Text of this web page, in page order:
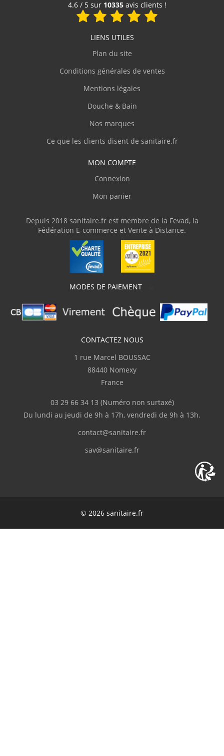
4.6 / 5 sur 10335avis clients !
LIENS UTILES
Plan du site
Conditions générales de ventes
Mentions légales
Douche & Bain
Nos marques
Ce que les clients disent de sanitaire.fr
MON COMPTE
Connexion
Mon panier
Depuis 2018 sanitaire.fr est membre de la Fevad, la
Fédération E-commerce et Vente à Distance.
MODES DE PAIEMENT
CONTACTEZ NOUS
1 rue Marcel BOUSSAC
88440 Nomexy
France
03 29 66 34 13 (Numéro non surtaxé)
Du lundi au jeudi de 9h à 17h, vendredi de 9h à 13h.
contact@sanitaire.fr
sav@sanitaire.fr
© 2026 sanitaire.fr